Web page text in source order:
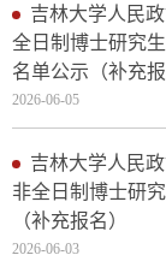
吉林大学人民
全日制博士研究
名单公示（补充报
2026-06-05
吉林大学人民
非全日制博士研
（补充报名）
2026-06-03